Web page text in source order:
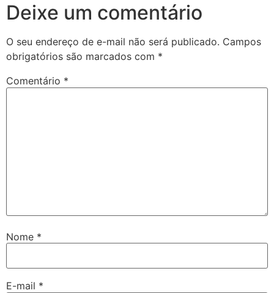
Deixe um comentário
O seu endereço de e-mail não será publicado. Campos
obrigatórios são marcados com *
Comentário *
Nome *
E-mail *